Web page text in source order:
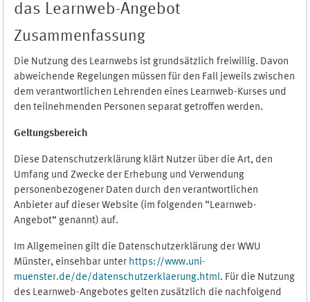
das Learnweb-Angebot
Zusammenfassung
Die Nutzung des Learnwebs ist grundsätzlich freiwillig. Davon
abweichende Regelungen müssen für den Fall jeweils zwischen
dem verantwortlichen Lehrenden eines Learnweb-Kurses und
den teilnehmenden Personen separat getroffen werden.
Geltungsbereich
Diese Datenschutzerklärung klärt Nutzer über die Art, den
Umfang und Zwecke der Erhebung und Verwendung
personenbezogener Daten durch den verantwortlichen
Anbieter auf dieser Website (im folgenden “Learnweb-
Angebot” genannt) auf.
Im Allgemeinen gilt die Datenschutzerklärung der WWU
Münster, einsehbar unter https://www.uni-
muenster.de/de/datenschutzerklaerung.html. Für die Nutzung
des Learnweb-Angebotes gelten zusätzlich die nachfolgend